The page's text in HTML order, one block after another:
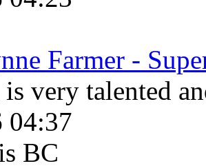
Farmer -
very talented
04:37
BC